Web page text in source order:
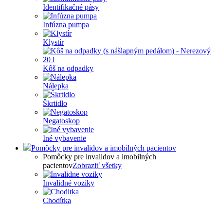
Identifikačné pásy
Infúzna pumpa
Klystír
Kôš na odpadky
Nálepka
Škrtidlo
Negatoskop
Iné vybavenie
Pomôcky pre invalidov a imobilných pacientov
Pomôcky pre invalidov a imobilných
pacientovZobraziť všetky
Invalidné vozíky
Chodítka